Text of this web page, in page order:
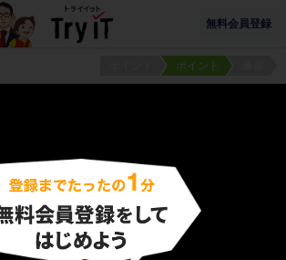
無料会員登録
ポイント